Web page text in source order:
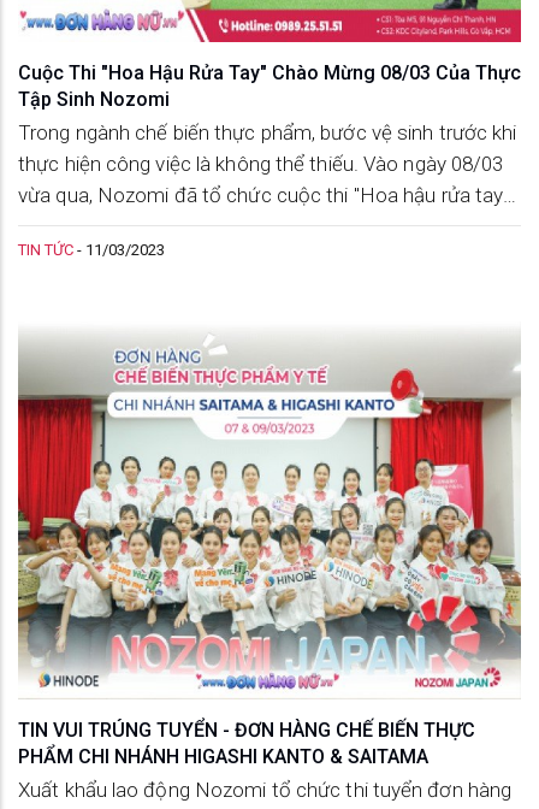
Cuộc Thi "Hoa Hậu Rửa Tay" Chào Mừng 08/03 Của Thực
Tập Sinh Nozomi
Trong ngành chế biến thực phẩm, bước vệ sinh trước khi
thực hiện công việc là không thể thiếu. Vào ngày 08/03
vừa qua, Nozomi đã tổ chức cuộc thi "Hoa hậu rửa tay"
dành cho các thực tập sinh, giúp kiểm tra mức độ hiểu
biết về vệ sinh và nâng cao kiến thức cho các bạn.
TIN TỨC - 11/03/2023
TIN VUI TRÚNG TUYỂN - ĐƠN HÀNG CHẾ BIẾN THỰC
PHẨM CHI NHÁNH HIGASHI KANTO & SAITAMA
Xuất khẩu lao động Nozomi tổ chức thi tuyển đơn hàng